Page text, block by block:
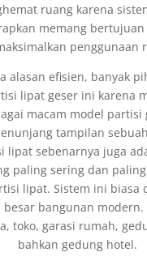
ruang karena
memang
penggunaan
alasan efisien, banyak
lipat geser ini karena
macam model
tampilan
lipat sebenarnya juga
paling sering dan
lipat. Sistem ini biasa
besar bangunan
toko, garasi rumah,
bahkan gedung hotel.